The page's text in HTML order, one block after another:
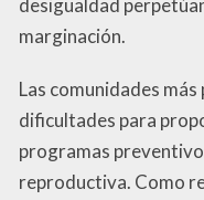
desigualdad
marginación.
Las comunidades
dificultades para
programas
reproductiva. Como